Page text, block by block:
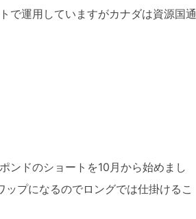
で運用していますがカナダは資源国通
ンドのショートを10月から始めまし
プになるのでロングでは仕掛けるこ